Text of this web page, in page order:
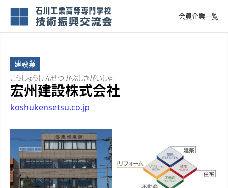
会員企業一覧
建設業
宏州建設株式会社
こうしゅうけんせつ かぶしきがいしゃ
koshukensetsu.co.jp